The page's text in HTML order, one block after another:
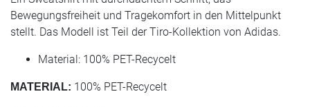
Bewegungsfreiheit und Tragekomfort in den Mittelpunkt
stellt. Das Modell ist Teil der Tiro-Kollektion von Adidas.
Material: 100% PET-Recycelt
MATERIAL: 100% PET-Recycelt